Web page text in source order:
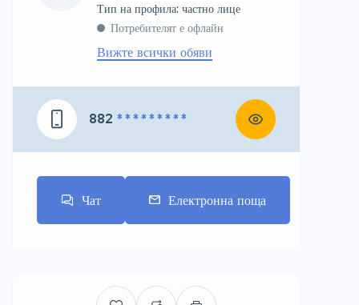
тип на профила: частно лице
Потребителят е офлайн
Вижте всички обяви
882 * * * * * * * * *
Чат Електронна поща